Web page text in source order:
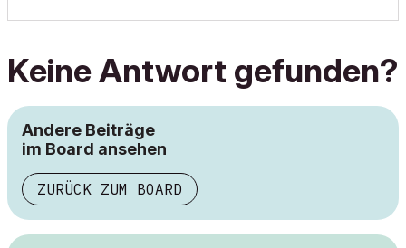
Keine Antwort gefunden?
Andere Beiträge
im Board ansehen
ZURÜCK ZUM BOARD